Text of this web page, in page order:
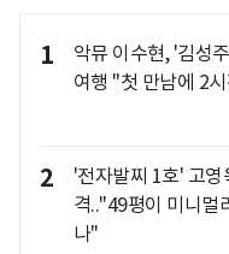
1
악뮤 이수현, '김성
여행 "첫 만남에 2
2
'전자발찌 1호' 고영
격.."49평이 미니멀
나"